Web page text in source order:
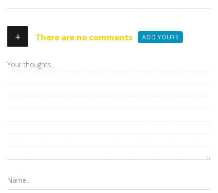
+ There are no comments ADD YOURS